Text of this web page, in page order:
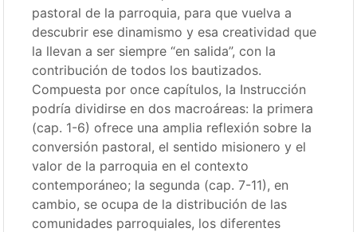
pastoral de la parroquia, para que vuelva a
descubrir ese dinamismo y esa creatividad que
la llevan a ser siempre “en salida”, con la
contribución de todos los bautizados.
Compuesta por once capítulos, la Instrucción
podría dividirse en dos macroáreas: la primera
(cap. 1-6) ofrece una amplia reflexión sobre la
conversión pastoral, el sentido misionero y el
valor de la parroquia en el contexto
contemporáneo; la segunda (cap. 7-11), en
cambio, se ocupa de la distribución de las
comunidades parroquiales, los diferentes